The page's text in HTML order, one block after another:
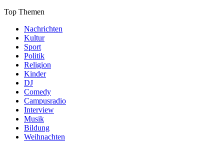
Top Themen
Nachrichten
Kultur
Sport
Politik
Religion
Kinder
DJ
Comedy
Campusradio
Interview
Musik
Bildung
Weihnachten